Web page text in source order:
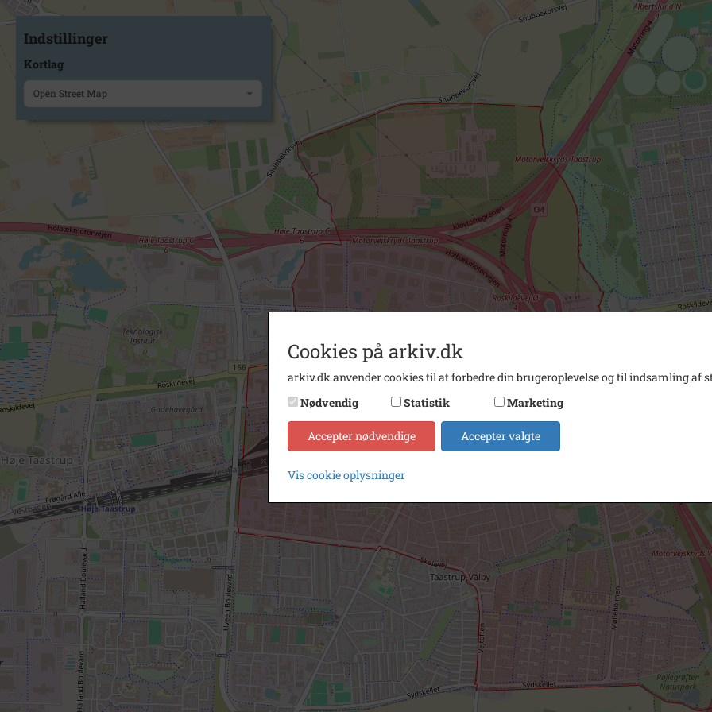
Indstillinger
Kortlag
Open Street Map
Cookies på arkiv.dk
arkiv.dk anvender cookies til at forbedre din brugeroplevelse og til indsamling af
Nødvendig
Statistik Marketing
Accepter nødvendige Accepter valgte
Vis cookie oplysninger